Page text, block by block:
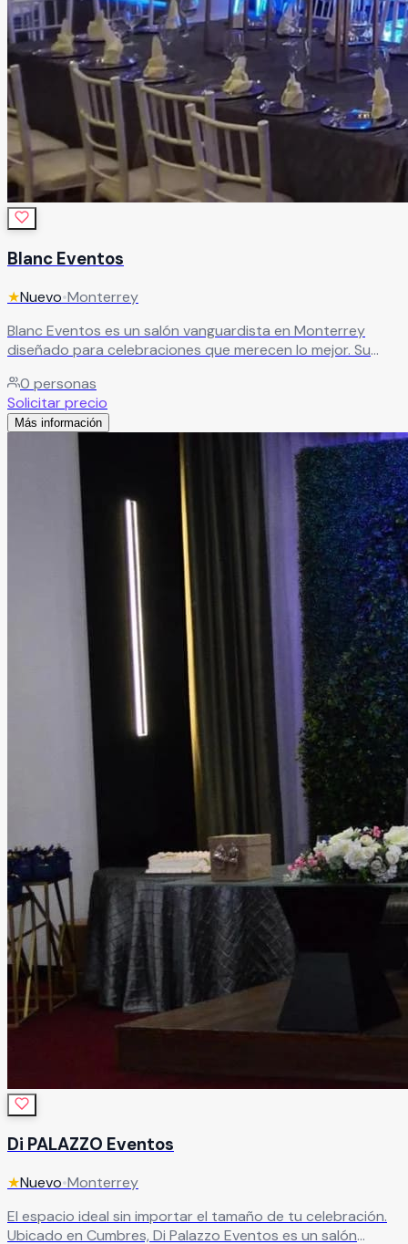
Blanc Eventos
★Nuevo•Monterrey
Blanc Eventos es un salón vanguardista en Monterrey
diseñado para celebraciones que merecen lo mejor. Su
el íntimo salón privado para ceremonias civiles crean un
espacio versátil y sofisticado para cada momento de tu
evento.Leer más
0 personas
Solicitar precio
Más información
Di PALAZZO Eventos
★Nuevo•Monterrey
El espacio ideal sin importar el tamaño de tu celebración.
Ubicado en Cumbres, Di Palazzo Eventos es un salón